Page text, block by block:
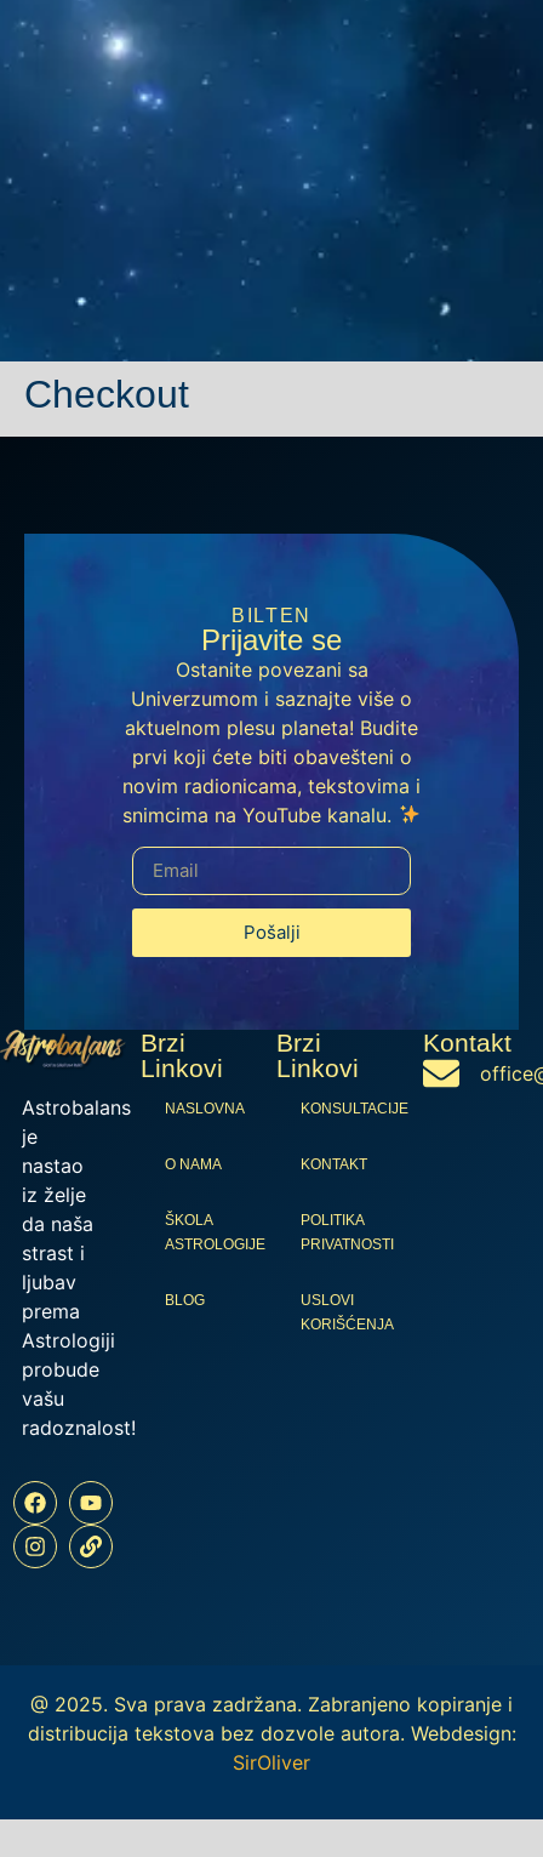
Checkout
BILTEN
Prijavite se
Ostanite povezani sa
Univerzumom i saznajte više o
aktuelnom plesu planeta! Budite
prvi koji ćete biti obavešteni o
novim radionicama, tekstovima i
snimcima na YouTube kanalu.
Pošalji
Astrobalans
je
nastao
iz želje
da naša
strast i
ljubav
prema
Astrologiji
probude
vašu
radoznalost!
Brzi
Linkovi
NASLOVNA
O NAMA
ŠKOLA
ASTROLOGIJE
BLOG
Brzi
Linkovi
KONSULTACIJE
KONTAKT
POLITIKA
PRIVATNOSTI
USLOVI
KORIŠĆENJA
Kontakt
@ 2025. Sva prava zadržana. Zabranjeno kopiranje i
distribucija tekstova bez dozvole autora. Webdesign:
SirOliver